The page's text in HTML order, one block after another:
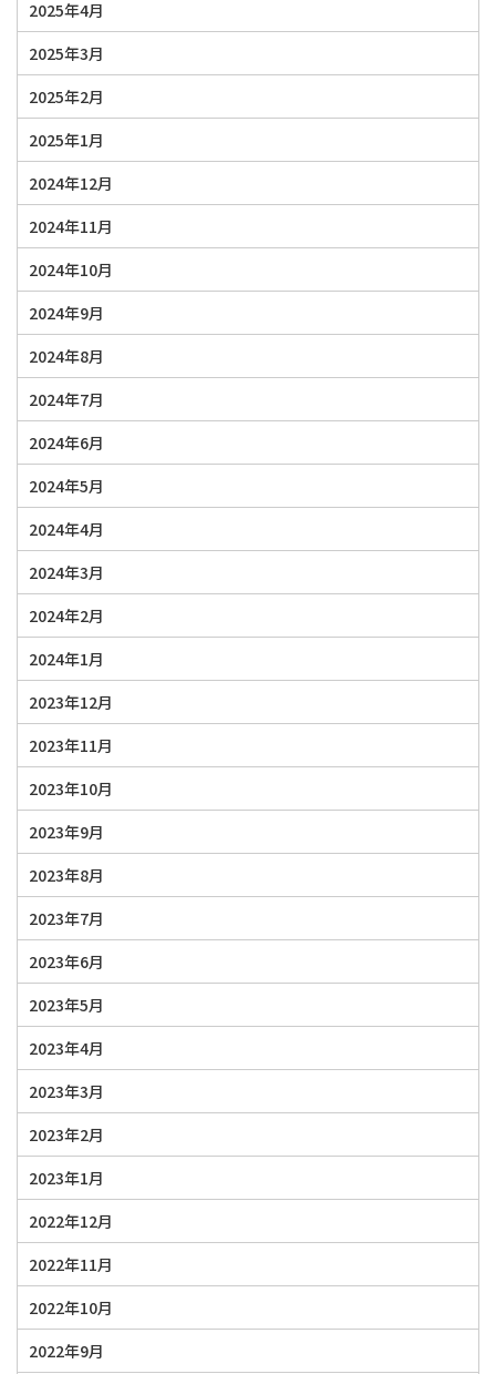
2025年4月
2025年3月
2025年2月
2025年1月
2024年12月
2024年11月
2024年10月
2024年9月
2024年8月
2024年7月
2024年6月
2024年5月
2024年4月
2024年3月
2024年2月
2024年1月
2023年12月
2023年11月
2023年10月
2023年9月
2023年8月
2023年7月
2023年6月
2023年5月
2023年4月
2023年3月
2023年2月
2023年1月
2022年12月
2022年11月
2022年10月
2022年9月